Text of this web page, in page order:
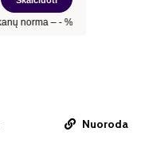
Nuoroda